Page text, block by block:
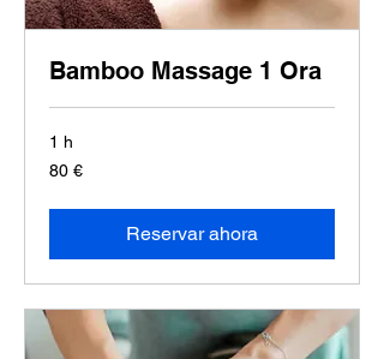
Bamboo Massage 1 Ora
1 h
80
euros
80 €
Reservar ahora